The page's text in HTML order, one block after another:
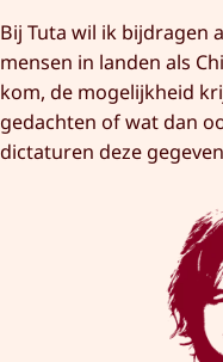
Bij Tuta wil ik bijdragen
mensen in landen als
kom, de mogelijkheid
gedachten of wat dan
dictaturen deze